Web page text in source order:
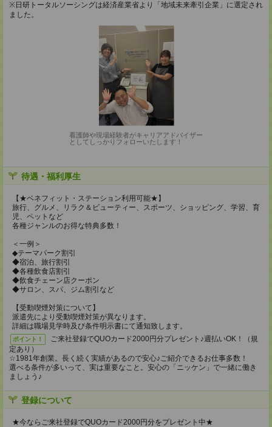
※日研トータルソーシングは経済産業省より「地域未来牽引企業」に選定され
ました。
看護師や現場経験者がキャリアアドバイザー
としてしっかりフォローいたします！
待遇・福利厚生
【★ベネフィット・ステーション利用可能★】
旅行、グルメ、リラク＆ビューティー、スポーツ、ショッピング、学習、育
児、ペットなど
各種ジャンルのお得な特典多数！
＜一例＞
◆テーマパーク割引
◆宿泊、旅行割引
◆各種飲食店割引
◆飲食チェーン店クーポン
◆サロン、スパ、ジム割引など
【受動喫煙対策について】
派遣先により受動喫煙対策が異なります。
詳細は職場見学時及び条件明示書にて通知致します。
ポイント！
ご来社登録でQUOカード2000円分プレゼント♪週払いOK！（規
定あり）
☆1981年創業。長く続く実績があるので安心♪ご紹介できるお仕事多数！
選べる条件が多いって、実は重要なこと。安心の「ニッケン」で一緒に働き
ましょう♪
登録について
★今ならご来社登録でQUOカード2000円分をプレゼント中★